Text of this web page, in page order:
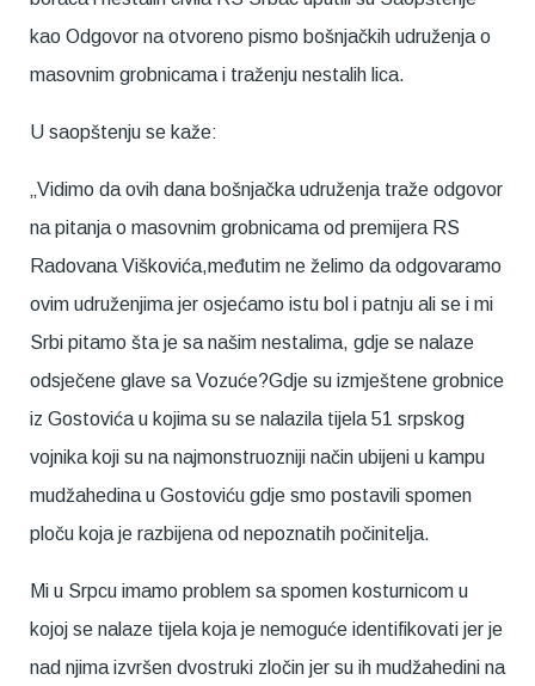
kao Odgovor na otvoreno pismo bošnjačkih udruženja o
masovnim grobnicama i traženju nestalih lica.
U saopštenju se kaže:
„Vidimo da ovih dana bošnjačka udruženja traže odgovor
na pitanja o masovnim grobnicama od premijera RS
Radovana Viškovića,međutim ne želimo da odgovaramo
ovim udruženjima jer osjećamo istu bol i patnju ali se i mi
Srbi pitamo šta je sa našim nestalima, gdje se nalaze
odsječene glave sa Vozuće?Gdje su izmještene grobnice
iz Gostovića u kojima su se nalazila tijela 51 srpskog
vojnika koji su na najmonstruozniji način ubijeni u kampu
mudžahedina u Gostoviću gdje smo postavili spomen
ploču koja je razbijena od nepoznatih počinitelja.
Mi u Srpcu imamo problem sa spomen kosturnicom u
kojoj se nalaze tijela koja je nemoguće identifikovati jer je
nad njima izvršen dvostruki zločin jer su ih mudžahedini na